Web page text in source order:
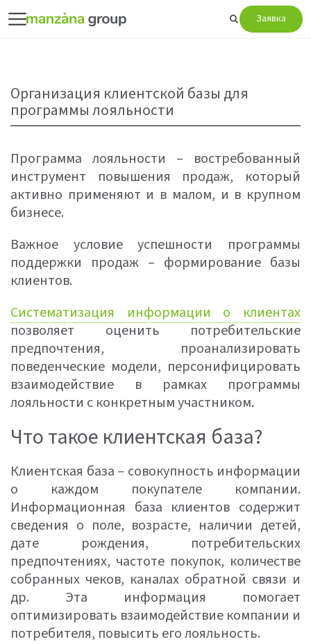
Заявка
Организация клиентской базы для
программы лояльности
Программа лояльности – востребованный
инструмент повышения продаж, который
активно применяют и в малом, и в крупном
бизнесе.
Важное условие успешности программы
поддержки продаж – формирование базы
клиентов.
Систематизация информации о клиентах
позволяет оценить потребительские
предпочтения, проанализировать
поведенческие модели, персонифицировать
взаимодействие в рамках программы
лояльности с конкретным участником.
Что такое клиентская база?
Клиентская база – совокупность информации
о каждом покупателе компании.
Информационная база клиентов содержит
сведения о поле, возрасте, наличии детей,
дате рождения, потребительских
предпочтениях, частоте покупок, количестве
собранных чеков, каналах обратной связи и
др. Эта информация помогает
оптимизировать взаимодействие компании и
потребителя, повысить его лояльность.